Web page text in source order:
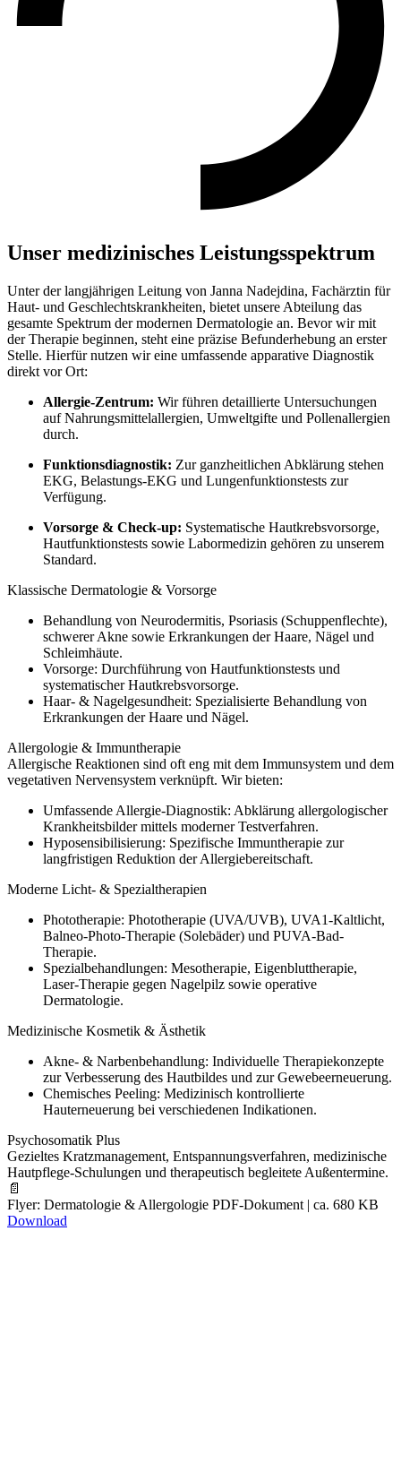
Unser medizinisches Leistungsspektrum
Unter der langjährigen Leitung von Janna Nadejdina, Fachärztin für
Haut- und Geschlechtskrankheiten, bietet unsere Abteilung das
gesamte Spektrum der modernen Dermatologie an. Bevor wir mit
der Therapie beginnen, steht eine präzise Befunderhebung an erster
Stelle. Hierfür nutzen wir eine umfassende apparative Diagnostik
direkt vor Ort:
Allergie-Zentrum: Wir führen detaillierte Untersuchungen
auf Nahrungsmittelallergien, Umweltgifte und Pollenallergien
durch.
Funktionsdiagnostik: Zur ganzheitlichen Abklärung stehen
EKG, Belastungs-EKG und Lungenfunktionstests zur
Verfügung.
Vorsorge & Check-up: Systematische Hautkrebsvorsorge,
Hautfunktionstests sowie Labormedizin gehören zu unserem
Standard.
Klassische Dermatologie & Vorsorge
Behandlung von Neurodermitis, Psoriasis (Schuppenflechte),
schwerer Akne sowie Erkrankungen der Haare, Nägel und
Schleimhäute.
Vorsorge: Durchführung von Hautfunktionstests und
systematischer Hautkrebsvorsorge.
Haar- & Nagelgesundheit: Spezialisierte Behandlung von
Erkrankungen der Haare und Nägel.
Allergologie & Immuntherapie
Allergische Reaktionen sind oft eng mit dem Immunsystem und dem
vegetativen Nervensystem verknüpft. Wir bieten:
Umfassende Allergie-Diagnostik: Abklärung allergologischer
Krankheitsbilder mittels moderner Testverfahren.
Hyposensibilisierung: Spezifische Immuntherapie zur
langfristigen Reduktion der Allergiebereitschaft.
Moderne Licht- & Spezialtherapien
Phototherapie: Phototherapie (UVA/UVB), UVA1-Kaltlicht,
Balneo-Photo-Therapie (Solebäder) und PUVA-Bad-
Therapie.
Spezialbehandlungen: Mesotherapie, Eigenbluttherapie,
Laser-Therapie gegen Nagelpilz sowie operative
Dermatologie.
Medizinische Kosmetik & Ästhetik
Akne- & Narbenbehandlung: Individuelle Therapiekonzepte
zur Verbesserung des Hautbildes und zur Gewebeerneuerung.
Chemisches Peeling: Medizinisch kontrollierte
Hauterneuerung bei verschiedenen Indikationen.
Psychosomatik Plus
Gezieltes Kratzmanagement, Entspannungsverfahren, medizinische
Hautpflege-Schulungen und therapeutisch begleitete Außentermine.
📄
Flyer: Dermatologie & Allergologie PDF-Dokument | ca. 680 KB
Download